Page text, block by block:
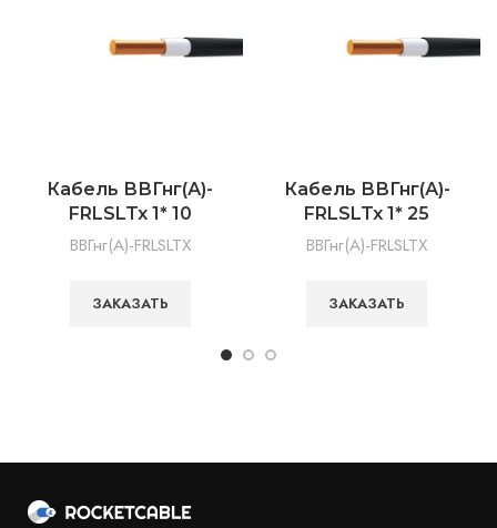
Кабель ВВГнг(А)-
FRLSLTx 1* 10
ВВГнг(А)-FRLSLTX
ЗАКАЗАТЬ
Кабель ВВГнг(А)-
FRLSLTx 1* 25
ВВГнг(А)-FRLSLTX
ЗАКАЗАТЬ